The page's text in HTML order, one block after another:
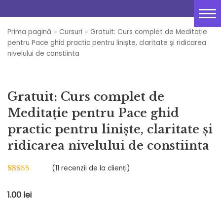
Acasă
Despre
PSYCH-K®
Sedinte 1 la 1
Tabere
Blog
Contact
conținut
Prima pagină » Cursuri » Gratuit: Curs complet de Meditație
pentru Pace ghid practic pentru liniște, claritate și ridicarea
nivelului de constiinta
Gratuit: Curs complet de
Meditație pentru Pace ghid
practic pentru liniște, claritate și
ridicarea nivelului de constiinta
baza a
(11 recenzii de la clienți)
1.00 lei